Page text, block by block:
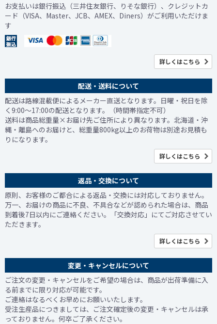
お支払いは銀行振込（三井住友銀行、りそな銀行）、クレジットカ
ード（VISA、Master、JCB、AMEX、Diners）がご利用いただけま
す
詳しくはこちら
配送・送料について
配送は路線混載便によるメーカー直送となります。日曜・祝日を除
く9:00～17:00の配送となります。（時間帯指定不可）
送料は商品総重量×お届け先ご住所により異なります。北海道・沖
縄・離島へのお届けと、総重量800kg以上のお荷物は別途お見積も
りになります。
詳しくはこちら
返品・交換について
原則、お客様のご都合による返品・交換には対応しておりません。
万一、お届けの商品に不良、不具合などが認められた場合は、商品
到着後7日以内にご連絡ください。「交換対応」にてご対応させてい
ただきます。
詳しくはこちら
変更・キャンセルについて
ご注文の変更・キャンセルをご希望の場合は、商品が出荷準備に入
る前までに限り対応が可能です。
ご連絡はなるべくお早めにお願いいたします。
受注生産品につきましては、ご注文確定後の変更・キャンセルは承
っておりません。何卒ご了承ください。